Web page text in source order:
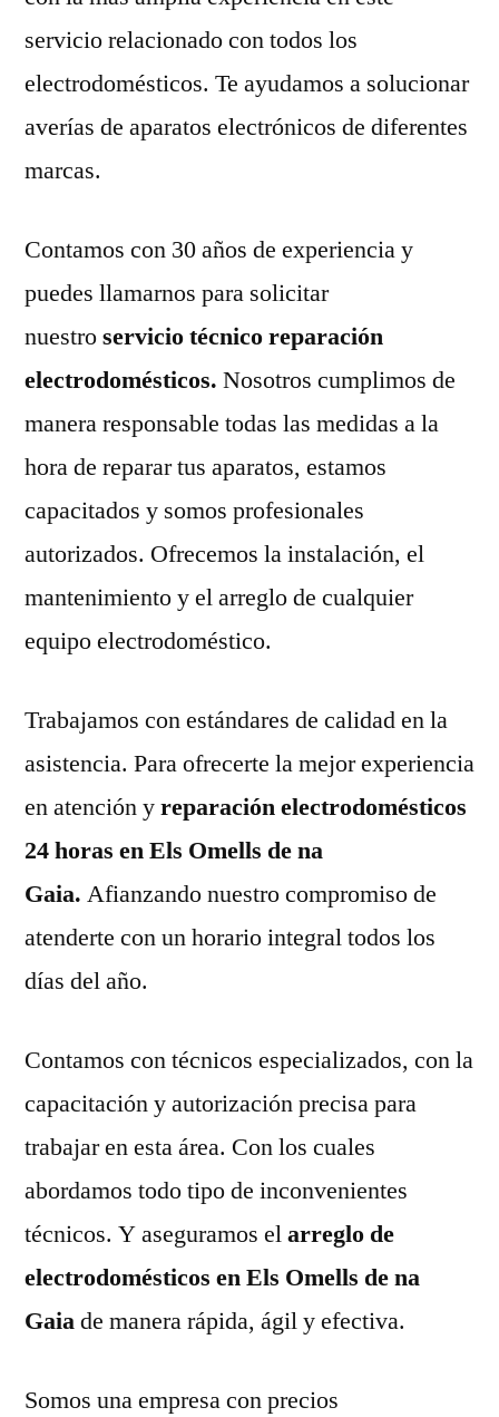
servicio relacionado con todos los
electrodomésticos. Te ayudamos a solucionar
averías de aparatos electrónicos de diferentes
marcas.
Contamos con 30 años de experiencia y
puedes llamarnos para solicitar
nuestroservicio técnico reparación
electrodomésticos. Nosotros cumplimos de
manera responsable todas las medidas a la
hora de reparar tus aparatos, estamos
capacitados y somos profesionales
autorizados. Ofrecemos la instalación, el
mantenimiento y el arreglo de cualquier
equipo electrodoméstico.
Trabajamos con estándares de calidad en la
asistencia. Para ofrecerte la mejor experiencia
en atención yreparación electrodomésticos
24 horas en Els Omells de na
Gaia. Afianzando nuestro compromiso de
atenderte con un horario integral todos los
días del año.
Contamos con técnicos especializados, con la
capacitación y autorización precisa para
trabajar en esta área. Con los cuales
abordamos todo tipo de inconvenientes
técnicos. Y aseguramos elarreglo de
electrodomésticos en Els Omells de na
Gaiade manera rápida, ágil y efectiva.
Somos una empresa con precios